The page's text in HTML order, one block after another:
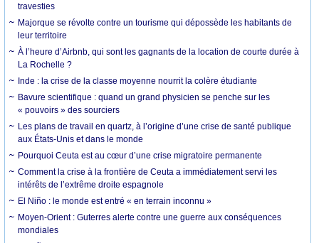
travesties
Majorque se révolte contre un tourisme qui dépossède les habitants de
leur territoire
À l’heure d’Airbnb, qui sont les gagnants de la location de courte durée à
La Rochelle ?
Inde : la crise de la classe moyenne nourrit la colère étudiante
Bavure scientifique : quand un grand physicien se penche sur les
« pouvoirs » des sourciers
Les plans de travail en quartz, à l’origine d’une crise de santé publique
aux États-Unis et dans le monde
Pourquoi Ceuta est au cœur d’une crise migratoire permanente
Comment la crise à la frontière de Ceuta a immédiatement servi les
intérêts de l’extrême droite espagnole
El Niño : le monde est entré « en terrain inconnu »
Moyen-Orient : Guterres alerte contre une guerre aux conséquences
mondiales